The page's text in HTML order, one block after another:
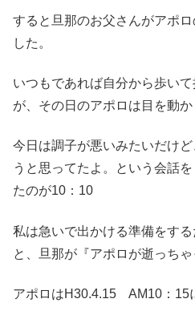
すると旦那のお父さんがアポ
した。
いつもであれば自分から歩い
が、その日のアポロは目を動か
今日は調子が悪いみたいだけ
うと思ってたよ。という会話
たのが10：10
私は急いで出かける準備をす
と、旦那が『アポロが逝っちゃ
アポロはH30.4.15 AM10：15